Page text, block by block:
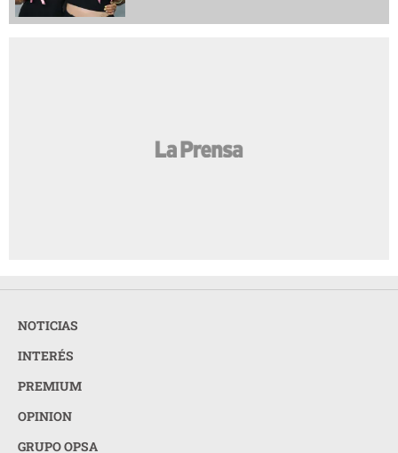
NOTICIAS
INTERÉS
PREMIUM
OPINION
GRUPO OPSA